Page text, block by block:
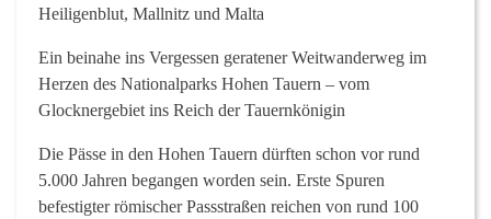
Heiligenblut, Mallnitz und Malta
Ein beinahe ins Vergessen geratener Weitwanderweg im
Herzen des Nationalparks Hohen Tauern – vom
Glocknergebiet ins Reich der Tauernkönigin
Die Pässe in den Hohen Tauern dürften schon vor rund
5.000 Jahren begangen worden sein. Erste Spuren
befestigter römischer Passstraßen reichen von rund 100